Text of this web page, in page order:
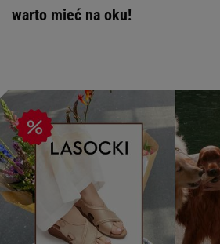
warto mieć na oku!